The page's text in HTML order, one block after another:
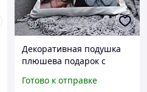
Декоративная подушка
плюшева подарок с
Блэкпинк
Готово к отправке